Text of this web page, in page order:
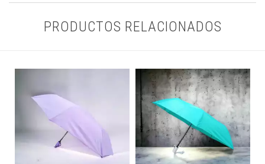
PRODUCTOS RELACIONADOS